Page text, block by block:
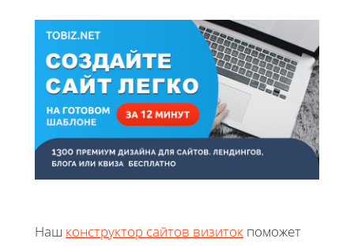
Наш конструктор сайтов визиток поможет